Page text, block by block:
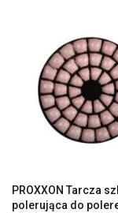
PROXXON Tarcza
polerująca do